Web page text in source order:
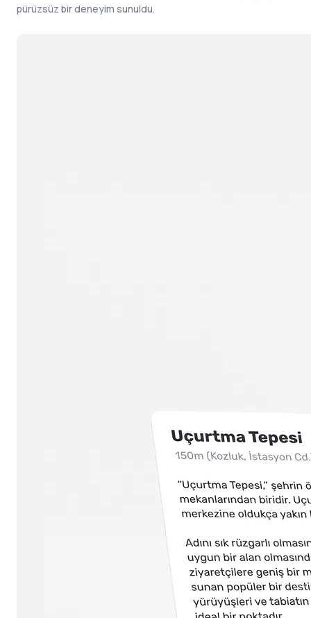
pürüzsüz bir deneyim sunuldu.